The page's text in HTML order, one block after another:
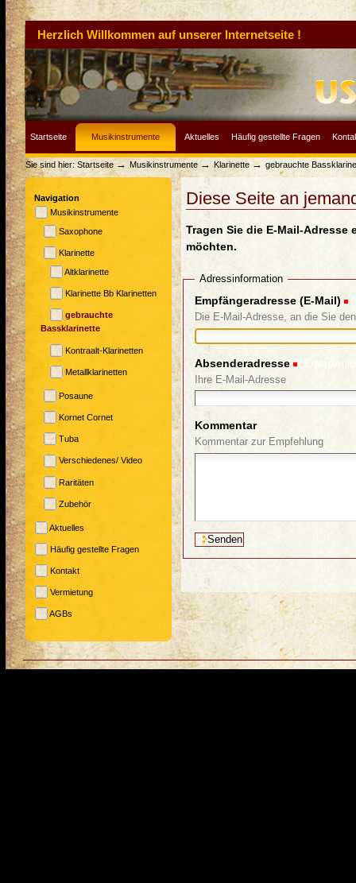
Herzlich Willkommen auf unserer Internetseite !
Startseite Musikinstrumente Aktuelles Häufig gestellte Fragen
Sie sind hier: Startseite →Musikinstrumente →Klarinette →gebrauchte
Navigation
Musikinstrumente
Saxophone
Klarinette
Altklarinette
Klarinette Bb Klarinetten
gebrauchte
Bassklarinette
Kontraalt-Klarinetten
Metallklarinetten
Posaune
Kornet Cornet
Tuba
Verschiedenes/ Video
Raritäten
Zubehör
Aktuelles
Häufig gestellte Fragen
Kontakt
Vermietung
AGBs
Diese Seite an
Tragen Sie die E-Mail-Adresse
möchten.
Adressinformation
Empfängeradresse (E-Mail)
Die E-Mail-Adresse, an die Sie
Absenderadresse
Ihre E-Mail-Adresse
Kommentar
Kommentar zur Empfehlung